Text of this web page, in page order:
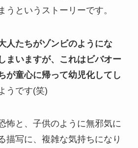
うというストーリーです。
人たちがゾンビのようにな
まいますが、これはビバオー
が童心に帰って幼児化してし
うです(笑)
怖と、子供のように無邪気に
描写に、複雑な気持ちになり